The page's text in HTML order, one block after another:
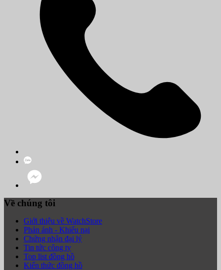
Về chúng tôi
Giới thiệu về WatchStore
Phản ánh - Khiếu nại
Chứng nhận đại lý
Tin tức công ty
Top list đồng hồ
Kiến thức đồng hồ